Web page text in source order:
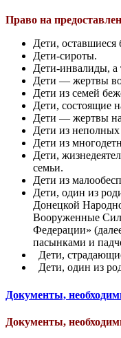
Право на
Дети, оставшиеся
Дети-сироты.
Дети-инвалиды, а
Дети — жертвы
Дети из семей
Дети, состоящие
Дети — жертвы
Дети из неполных
Дети из
Дети,
семьи.
Дети из
Дети, один из
Донецкой
Вооруженные
Федерации»
пасынками и
Дети,
Дети, один из
Документы,
Документы,